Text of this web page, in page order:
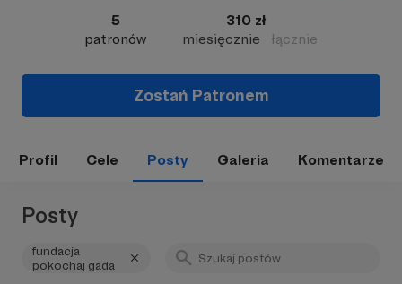
5
patronów
310 zł
miesięcznie
łącznie
Zostań Patronem
Profil Cele Posty Galeria Komentarze
Posty
fundacja
pokochaj gada